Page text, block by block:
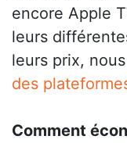
encore Apple
leurs
leurs prix,
des
Comment